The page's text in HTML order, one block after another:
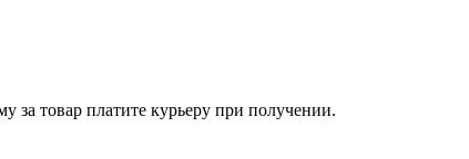
за товар платите курьеру при получении.